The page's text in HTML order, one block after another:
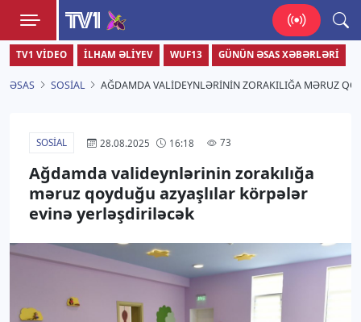
TV1
Zamanı bizimlə yaşa!
TV1 VIDEO İLHAM ƏLIYEV WUF13 GÜNÜN ƏSAS XƏBƏRLƏRI
ƏSAS SOSIAL AĞDAMDA VALIDEYNLƏRININ ZORAKILIĞA MƏRUZ
SOSIAL 28.08.2025 16:18 73
Ağdamda valideynlərinin zorakılığa
məruz qoyduğu azyaşlılar körpələr
evinə yerləşdiriləcək